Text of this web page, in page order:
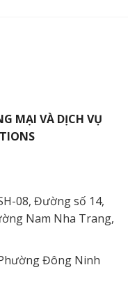
MẠI VÀ DỊCH VỤ
08, Đường số 14,
Nam Nha Trang,
Đông Ninh